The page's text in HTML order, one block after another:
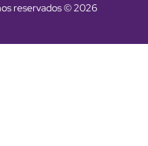
reservados © 2026